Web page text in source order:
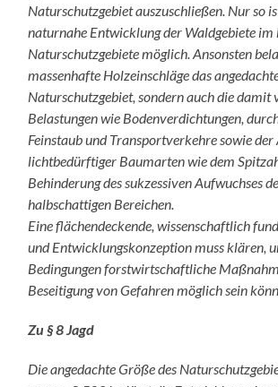
Naturschutzgebiet auszuschließen. Nur so
naturnahe Entwicklung der Waldgebiete im
Naturschutzgebiete möglich. Ansonsten
massenhafte Holzeinschläge das
Naturschutzgebiet, sondern auch die damit
Belastungen wie Bodenverdichtungen,
Feinstaub und Transportverkehre sowie
lichtbedürftiger Baumarten wie dem
Behinderung des sukzessiven Aufwuchses
halbschattigen Bereichen.
Eine flächendeckende, wissenschaftlich
und Entwicklungskonzeption muss klären,
Bedingungen forstwirtschaftliche
Beseitigung von Gefahren möglich sein
Zu § 8 Jagd
Die angedachte Größe des